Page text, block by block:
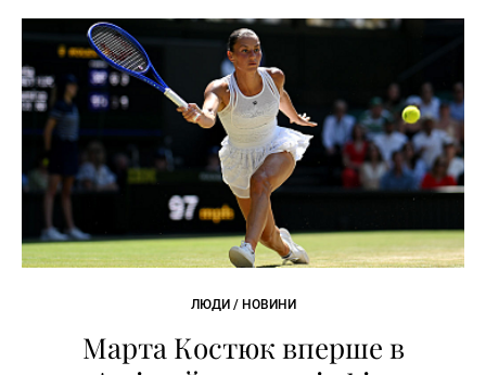
ЛЮДИ / НОВИНИ
Марта Костюк вперше в